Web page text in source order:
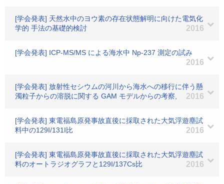
[学会発表] 天然水中のヨウ素の存在状態解明に向けた電気化
学的 手法の基礎的検討
2016
[学会発表] ICP-MS/MS による海水中 Np-237 測定の試み
2016
[学会発表] 放射性セシウムの河川から海水への移行に伴う懸
濁粒子からの溶脱に関する GAM モデルからの考察,
2016
[学会発表] 東電福島原発事故直後に採取された大気浮遊塵試
料中の129I/131I比
2016
[学会発表] 東電福島原発事故直後に採取された大気浮遊塵試
料のオートラジオグラフと129I/137Cs比
2016